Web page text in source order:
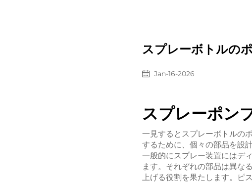
スプレーボトルの
Jan-16-2026
スプレーポン
一見するとスプレーボトルの
するために、個々の部品を設
一般的にスプレー装置にはデ
ます。それぞれの部品は異な
上げる役割を果たします。ピ